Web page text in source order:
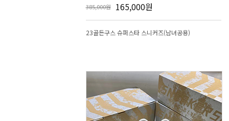
385,000원 165,000원
23골든구스 슈퍼스타 스니커즈(남녀공용)